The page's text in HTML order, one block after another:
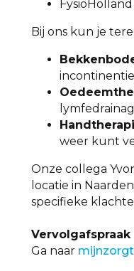
Bij ons kun je
weer kunt
Onze collega
locatie in
specifieke
Vervolgafspraak
Ga naar